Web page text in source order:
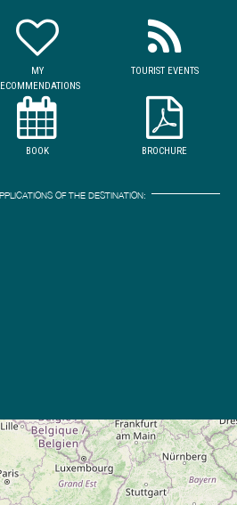
MY
TOURIST EVENTS
BOOK BROCHURE
OF THE DESTINATION: